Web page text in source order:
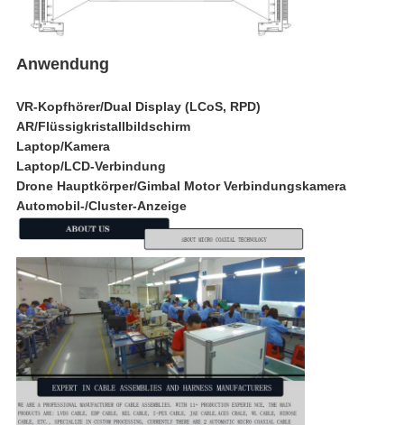
Anwendung
VR-Kopfhörer/Dual Display (LCoS, RPD)
AR/Flüssigkristallbildschirm
Laptop/Kamera
Laptop/LCD-Verbindung
Drone Hauptkörper/Gimbal Motor Verbindungskamera
Automobil-/Cluster-Anzeige